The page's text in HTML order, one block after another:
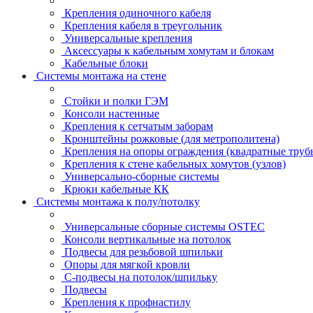
Крепления одиночного кабеля
Крепления кабеля в треугольник
Универсальные крепления
Аксессуары к кабельным хомутам и блокам
Кабельные блоки
Системы монтажа на стене
Стойки и полки ГЭМ
Консоли настенные
Крепления к сетчатым заборам
Кронштейны рожковые (для метрополитена)
Крепления на опоры ограждения (квадратные
Крепления к стене кабельных хомутов (узлов)
Универсально-сборные системы
Крюки кабельные КК
Системы монтажа к полу/потолку
Универсальные сборные системы OSTEC
Консоли вертикальные на потолок
Подвесы для резьбовой шпильки
Опоры для мягкой кровли
С-подвесы на потолок/шпильку
Подвесы
Крепления к профнастилу